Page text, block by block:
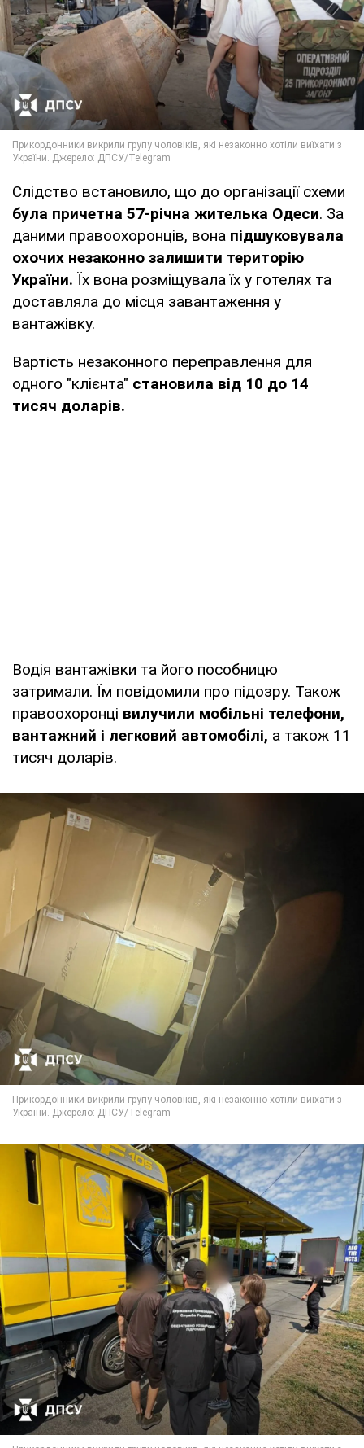
Слідство встановило, що до організації схеми
була причетна 57-річна жителька Одеси. За
даними правоохоронців, вона підшуковувала
охочих незаконно залишити територію
України. Їх вона розміщувала їх у готелях та
доставляла до місця завантаження у
вантажівку.
Вартість незаконного переправлення для
одного "клієнта" становила від 10 до 14
тисяч доларів.
Водія вантажівки та його пособницю
затримали. Їм повідомили про підозру. Також
правоохоронці вилучили мобільні телефони,
вантажний і легковий автомобілі, а також 11
тисяч доларів.